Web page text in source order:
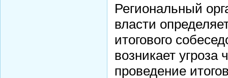
Региональный
власти
итогового
возникает
проведение